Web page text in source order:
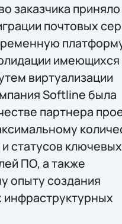
заказчика приняло
почтовых
имеющихся
виртуализации
Softline была
партнера
статусов ключевых
ПО, а также
опыту создания